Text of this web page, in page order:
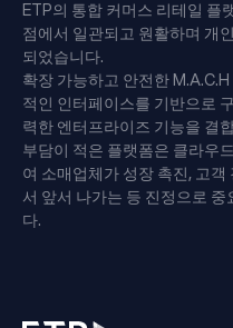
ETP의 통합 커머스 리테일 플
점에서 일관되고 원활하며 개
되었습니다.
확장 가능하고 안전한
적인 인터페이스를 기반으로
력한 엔터프라이즈 기능을 결
부담이 적은 플랫폼은 클라우
여 소매업체가 성장 촉진, 고
서 앞서 나가는 등 진정으로
다.